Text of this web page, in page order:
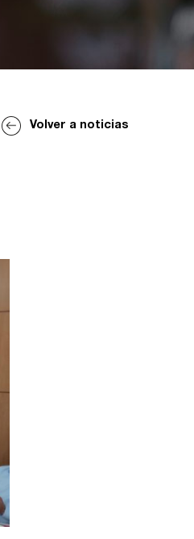
Volver a noticias